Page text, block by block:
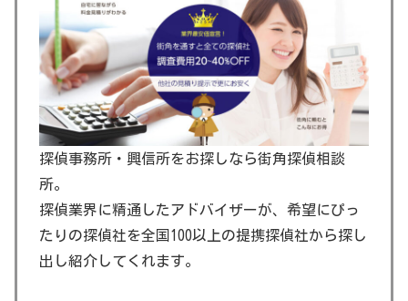
探偵事務所・興信所をお探しなら街角探偵相談
所。
探偵業界に精通したアドバイザーが、希望にぴっ
たりの探偵社を全国100以上の提携探偵社から探し
出し紹介してくれます。